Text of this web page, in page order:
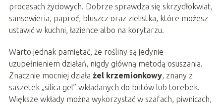
procesach życiowych. Dobrze sprawdza się skrzydłokwiat,
sansewieria, paproć, bluszcz oraz zielistka, które możesz
ustawić w kuchni, łazience albo na korytarzu.
Warto jednak pamiętać, że rośliny są jedynie
uzupełnieniem działań, nigdy główną metodą osuszania.
Znacznie mocniej działa żel krzemionkowy, znany z
saszetek „silica gel” wkładanych do butów lub torebek.
Większe wkłady można wykorzystać w szafach, piwnicach,